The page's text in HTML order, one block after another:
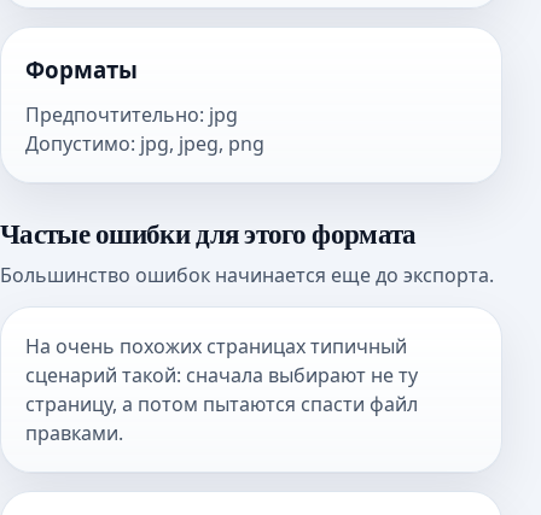
Форматы
Предпочтительно: jpg
Допустимо: jpg, jpeg, png
Частые ошибки для этого формата
Большинство ошибок начинается еще до экспорта.
На очень похожих страницах типичный
сценарий такой: сначала выбирают не ту
страницу, а потом пытаются спасти файл
правками.